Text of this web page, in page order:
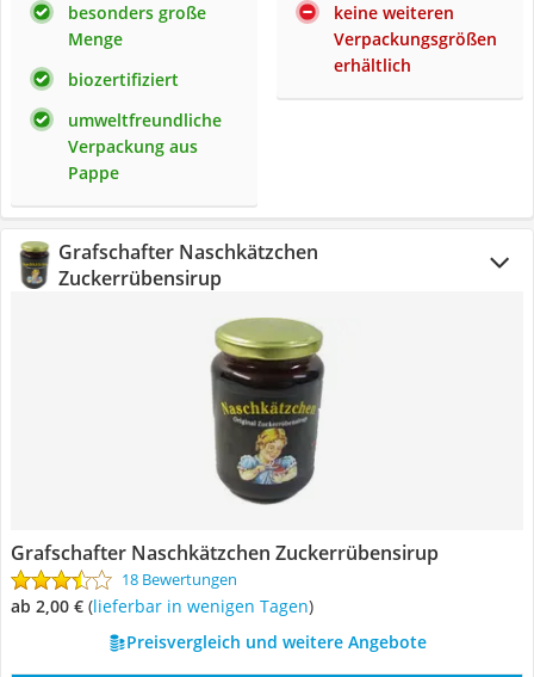
besonders große
Menge
biozertifiziert
umweltfreundliche
Verpackung aus
Pappe
keine weiteren
Verpackungsgrößen
erhältlich
Grafschafter Naschkätzchen
Zuckerrübensirup
Grafschafter Naschkätzchen Zuckerrübensirup
18 Bewertungen
ab 2,00 € ( Lieferbar in wenigen Tagen)
Preisvergleich und weitere Angebote